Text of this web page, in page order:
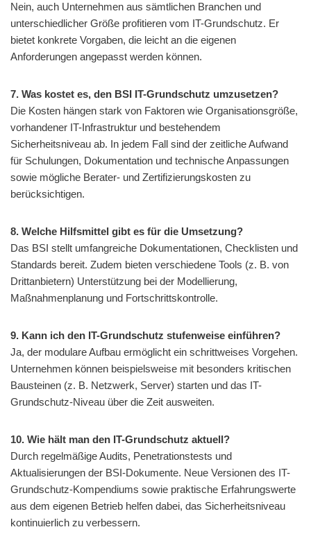
Nein, auch Unternehmen aus sämtlichen Branchen und
unterschiedlicher Größe profitieren vom IT-Grundschutz. Er
bietet konkrete Vorgaben, die leicht an die eigenen
Anforderungen angepasst werden können.
7. Was kostet es, den BSI IT-Grundschutz umzusetzen?
Die Kosten hängen stark von Faktoren wie Organisationsgröße,
vorhandener IT-Infrastruktur und bestehendem
Sicherheitsniveau ab. In jedem Fall sind der zeitliche Aufwand
für Schulungen, Dokumentation und technische Anpassungen
sowie mögliche Berater- und Zertifizierungskosten zu
berücksichtigen.
8. Welche Hilfsmittel gibt es für die Umsetzung?
Das BSI stellt umfangreiche Dokumentationen, Checklisten und
Standards bereit. Zudem bieten verschiedene Tools (z. B. von
Drittanbietern) Unterstützung bei der Modellierung,
Maßnahmenplanung und Fortschrittskontrolle.
9. Kann ich den IT-Grundschutz stufenweise einführen?
Ja, der modulare Aufbau ermöglicht ein schrittweises Vorgehen.
Unternehmen können beispielsweise mit besonders kritischen
Bausteinen (z. B. Netzwerk, Server) starten und das IT-
Grundschutz-Niveau über die Zeit ausweiten.
10. Wie hält man den IT-Grundschutz aktuell?
Durch regelmäßige Audits, Penetrationstests und
Aktualisierungen der BSI-Dokumente. Neue Versionen des IT-
Grundschutz-Kompendiums sowie praktische Erfahrungswerte
aus dem eigenen Betrieb helfen dabei, das Sicherheitsniveau
kontinuierlich zu verbessern.